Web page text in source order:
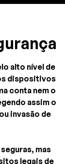
alto nível de
dispositivos
conta nem o
assim o
invasão de
mas
legais de